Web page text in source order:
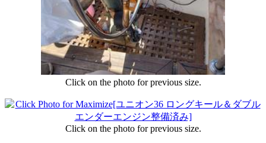
Click on the photo for previous size.
Click on the photo for previous size.